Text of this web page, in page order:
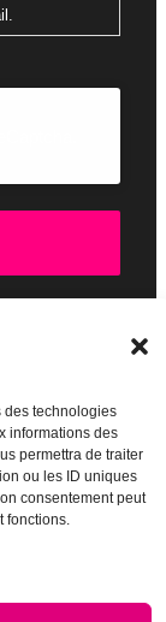
des technologies
informations des
permettra de traiter
ou les ID uniques
consentement peut
fonctions.